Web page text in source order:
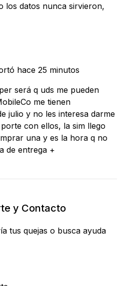
los datos nunca sirvieron,
hace 25 minutos
será q uds me pueden
me tienen
julio y no les interesa darme
con ellos, la sim llego
una y es la hora q no
de entrega +
y Contacto
tus quejas o busca ayuda